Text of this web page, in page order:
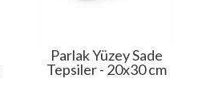
Parlak Yüzey Sade
Tepsiler - 20x30 cm